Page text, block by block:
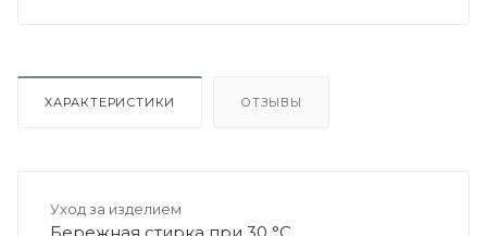
ХАРАКТЕРИСТИКИ ОТЗЫВЫ
Уход за изделием
Бережная стирка при 30 °C